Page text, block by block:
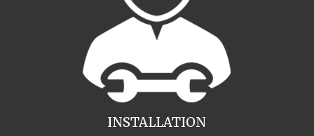
INSTALLATION